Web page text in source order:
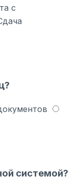
с
системой?